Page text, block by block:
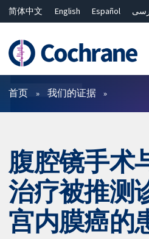
简体中文 English Español
ไทย
繁體中文
过滤
首页 我们的证据
腹腔镜手术
治疗被推测
宫内膜癌的